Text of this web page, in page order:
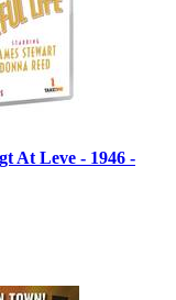
At Leve - 1946 -